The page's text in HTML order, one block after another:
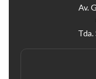
Av.
Tda.